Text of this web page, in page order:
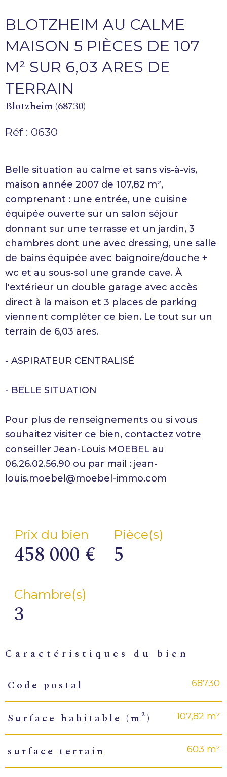
BLOTZHEIM AU CALME
MAISON 5 PIÈCES DE 107
M² SUR 6,03 ARES DE
TERRAIN
Blotzheim (68730)
Réf : 0630
Belle situation au calme et sans vis-à-vis,
maison année 2007 de 107,82 m²,
comprenant : une entrée, une cuisine
équipée ouverte sur un salon séjour
donnant sur une terrasse et un jardin, 3
chambres dont une avec dressing, une salle
de bains équipée avec baignoire/douche +
wc et au sous-sol une grande cave. À
l'extérieur un double garage avec accès
direct à la maison et 3 places de parking
viennent compléter ce bien. Le tout sur un
terrain de 6,03 ares.
- ASPIRATEUR CENTRALISÉ
- BELLE SITUATION
Pour plus de renseignements ou si vous
souhaitez visiter ce bien, contactez votre
conseiller Jean-Louis MOEBEL au
06.26.02.56.90 ou par mail : jean-
louis.moebel@moebel-immo.com
Prix du bien
458 000 €
Pièce(s)
5
Chambre(s)
3
caractéristiques du bien
Caractéristiques
Code postal 68730
Surface habitable (m²) 107,82 m²
surface terrain 603 m²